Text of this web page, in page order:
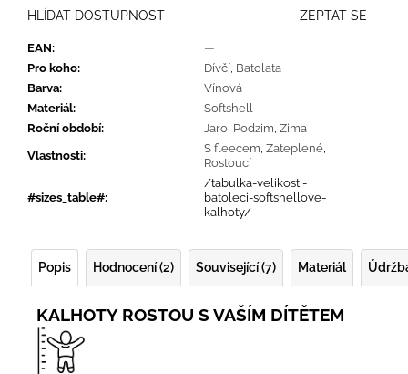
EAN:
—
Pro koho: Dívčí, Batolata
Barva:
Vínová
Materiál:
Softshell
Roční období: Jaro, Podzim, Zima
Vlastnosti:
S fleecem, Zateplené,
Rostoucí
#sizes_table#:
/tabulka-velikosti-
batoleci-softshellove-
kalhoty/
ZEPTAT SE
HLÍDAT DOSTUPNOST
Popis Hodnocení (2) Související (7) Materiál
KALHOTY ROSTOU S VAŠÍM DÍTĚTEM